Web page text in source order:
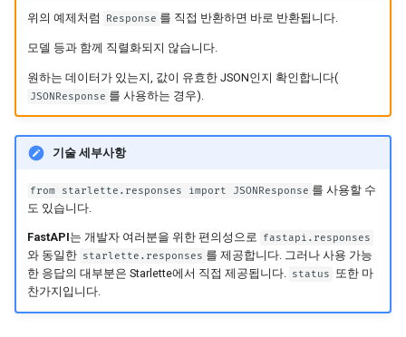
CORS (교차-출처 리소스 공
유)
SQL (관계형) 데이터베이스
더 큰 애플리케이션 - 여러 파
JSON Lines 스트리밍
서버 전송 이벤트(SSE)
백그라운드 작업
위의 예제처럼 Response 를 직접 반환하면 바로 반환됩니다.
모델 등과 함께 직렬화되지 않습니다.
원하는 데이터가 있는지, 값이 유효한 JSON인지 확인합니다(
JSONResponse 를 사용하는 경우).
기술 세부사항
from starlette.responses import JSONResponse 를 사용할 수
도 있습니다.
FastAPI는 개발자 여러분을 위한 편의성으로 fastapi.responses
와 동일한 starlette.responses 를 제공합니다. 그러나 사용 가능
한 응답의 대부분은 Starlette에서 직접 제공됩니다. status
또한 마
찬가지입니다.